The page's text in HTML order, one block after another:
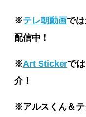
※テレ朝動画で
配信中！
※Art Stickerで
介！
※アルスくん＆テ